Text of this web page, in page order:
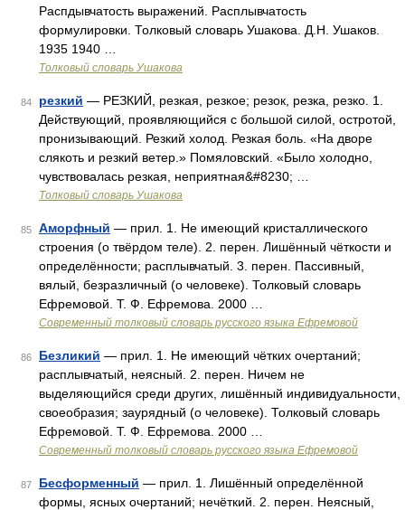
Распдывчатость выражений. Расплывчатость
формулировки. Толковый словарь Ушакова. Д.Н. Ушаков.
1935 1940 …
Толковый словарь Ушакова
84 резкий — РЕЗКИЙ, резкая, резкое; резок, резка, резко. 1.
Действующий, проявляющийся с большой силой, остротой,
пронизывающий. Резкий холод. Резкая боль. «На дворе
слякоть и резкий ветер.» Помяловский. «Было холодно,
чувствовалась резкая, неприятная&#8230; …
Толковый словарь Ушакова
85 Аморфный — прил. 1. Не имеющий кристаллического
строения (о твёрдом теле). 2. перен. Лишённый чёткости и
определённости; расплывчатый. 3. перен. Пассивный,
вялый, безразличный (о человеке). Толковый словарь
Ефремовой. Т. Ф. Ефремова. 2000 …
Современный толковый словарь русского языка Ефремовой
86 Безликий — прил. 1. Не имеющий чётких очертаний;
расплывчатый, неясный. 2. перен. Ничем не
выделяющийся среди других, лишённый индивидуальности,
своеобразия; заурядный (о человеке). Толковый словарь
Ефремовой. Т. Ф. Ефремова. 2000 …
Современный толковый словарь русского языка Ефремовой
87 Бесформенный — прил. 1. Лишённый определённой
формы, ясных очертаний; нечёткий. 2. перен. Неясный,